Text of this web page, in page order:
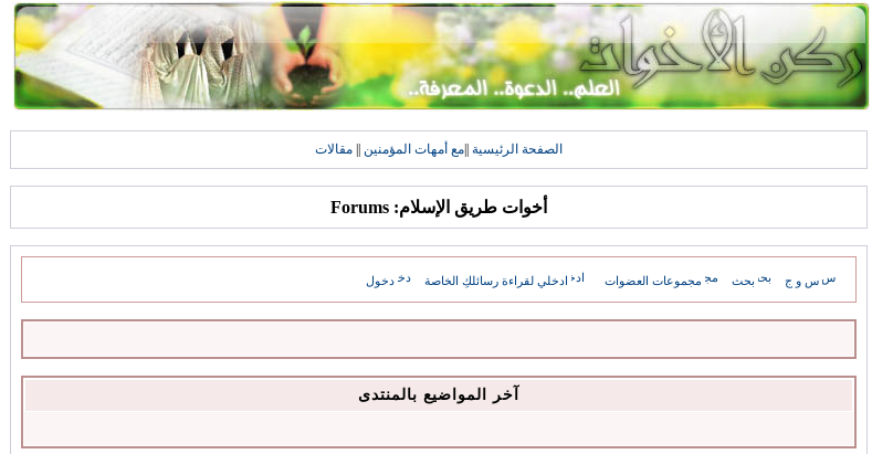
الصفحة الرئيسية مع أمهات المؤمنين مقالات
أخوات طريق الإسلام: Forums
س و ج بحث مجموعات العضوات ادخلي لقراءة رسائلكِ الخاصة دخول
آخر المواضيع بالمنتدى